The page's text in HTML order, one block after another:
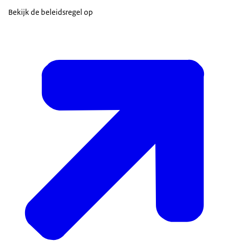
Bekijk de beleidsregel op